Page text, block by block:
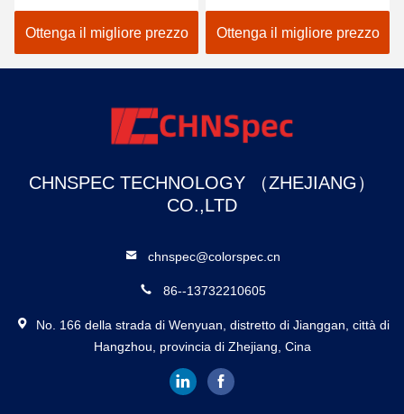
precisione di delta E di
SCI LED Analizzatore di
colore della pittura
Ottenga il migliore prezzo
trasmissione di Benchtop
per la misurazione del
colore
Ottenga il migliore prezzo
CHNSPEC TECHNOLOGY （ZHEJIANG）
CO.,LTD
chnspec@colorspec.cn
86--13732210605
No. 166 della strada di Wenyuan, distretto di Jianggan, città di
Hangzhou, provincia di Zhejiang, Cina